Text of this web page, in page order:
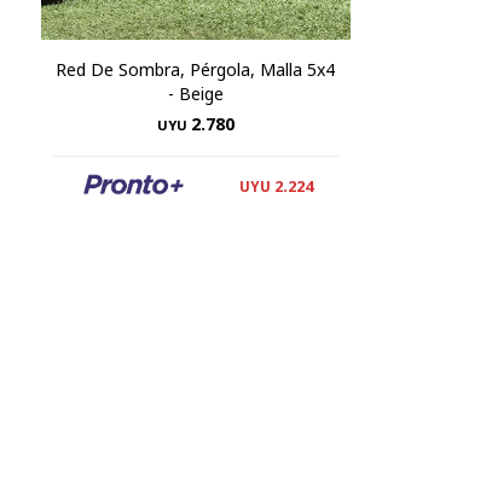
Red De Sombra, Pérgola, Malla 5x4
- Beige
UYU 2.780
UYU 2.224